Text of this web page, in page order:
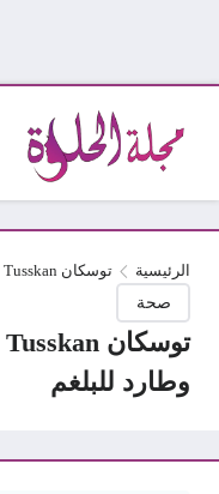
الرئيسية توسكان Tusskan شراب لعلاج السعال مذيب وطارد للبلغم
صحة
وطارد للبلغم